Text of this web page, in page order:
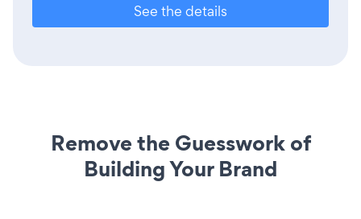
See the details
Remove the Guesswork of
Building Your Brand